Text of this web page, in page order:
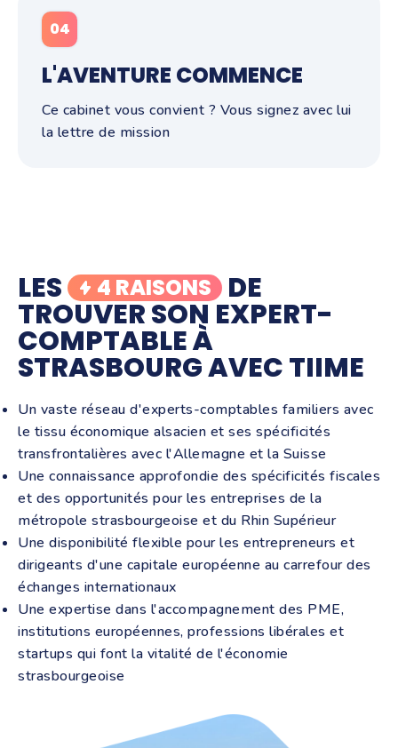
04
L'AVENTURE COMMENCE
Ce cabinet vous convient ? Vous signez avec lui
la lettre de mission
LES 4 RAISONS DE
TROUVER SON EXPERT-
COMPTABLE À
STRASBOURG AVEC TIIME
Un vaste réseau d'experts-comptables familiers avec
le tissu économique alsacien et ses spécificités
transfrontalières avec l'Allemagne et la Suisse
Une connaissance approfondie des spécificités fiscales
et des opportunités pour les entreprises de la
métropole strasbourgeoise et du Rhin Supérieur
Une disponibilité flexible pour les entrepreneurs et
dirigeants d'une capitale européenne au carrefour des
échanges internationaux
Une expertise dans l'accompagnement des PME,
institutions européennes, professions libérales et
startups qui font la vitalité de l'économie
strasbourgeoise